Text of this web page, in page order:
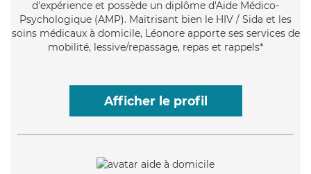
d'expérience et possède un diplôme d'Aide Médico-
Psychologique (AMP). Maitrisant bien le HIV / Sida et les
soins médicaux à domicile, Léonore apporte ses services de
mobilité, lessive/repassage, repas et rappels*
Afficher le profil